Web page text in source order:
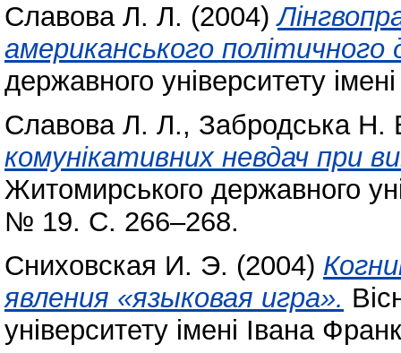
Славова Л. Л. (2004)
американського політичного
державного університету
Славова Л. Л., Забродська Н.
комунікативних невдач при
Житомирського державного
№ 19. С. 266–268.
Сниховская И. Э. (2004)
явления «языковая игра».
університету імені Івана